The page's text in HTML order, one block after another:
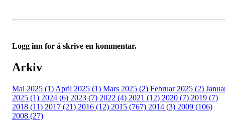
Logg inn for å skrive en kommentar.
Arkiv
Mai 2025 (1) April 2025 (1) Mars 2025 (2) Februar 2025 (2)
2025 (1) 2024 (6) 2023 (7) 2022 (4) 2021 (12) 2020 (7) 2019 (7)
2018 (11) 2017 (21) 2016 (12) 2015 (767) 2014 (3) 2009 (106)
2008 (27)